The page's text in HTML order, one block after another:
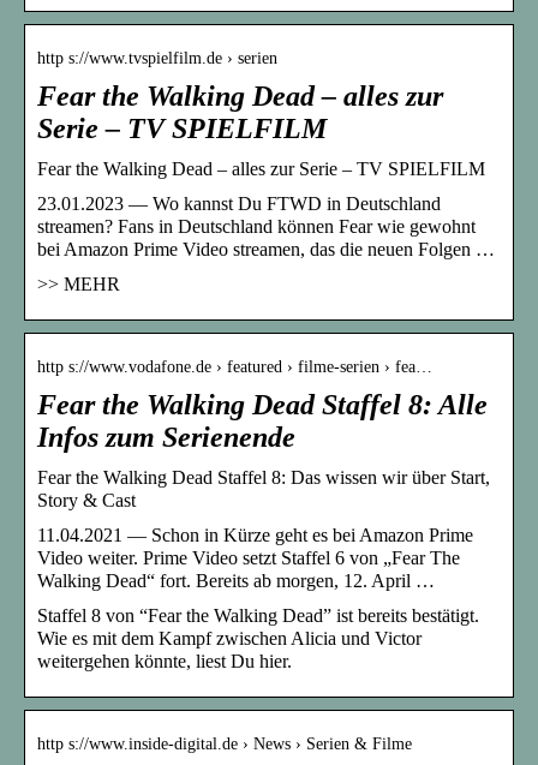
http s://www.tvspielfilm.de › serien
Fear the Walking Dead – alles zur
Serie – TV SPIELFILM
Fear the Walking Dead – alles zur Serie – TV SPIELFILM
23.01.2023 — Wo kannst Du FTWD in Deutschland
streamen? Fans in Deutschland können Fear wie gewohnt
bei Amazon Prime Video streamen, das die neuen Folgen …
>> MEHR
http s://www.vodafone.de › featured › filme-serien › fea…
Fear the Walking Dead Staffel 8: Alle
Infos zum Serienende
Fear the Walking Dead Staffel 8: Das wissen wir über Start,
Story & Cast
11.04.2021 — Schon in Kürze geht es bei Amazon Prime
Video weiter. Prime Video setzt Staffel 6 von „Fear The
Walking Dead“ fort. Bereits ab morgen, 12. April …
Staffel 8 von “Fear the Walking Dead” ist bereits bestätigt.
Wie es mit dem Kampf zwischen Alicia und Victor
weitergehen könnte, liest Du hier.
http s://www.inside-digital.de › News › Serien & Filme